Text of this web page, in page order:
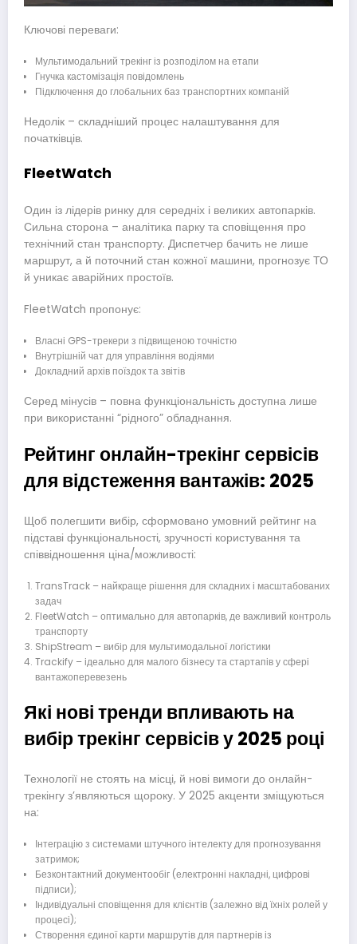
Ключові переваги:
Мультимодальний трекінг із розподілом на етапи
Гнучка кастомізація повідомлень
Підключення до глобальних баз транспортних компаній
Недолік – складніший процес налаштування для
початківців.
FleetWatch
Один із лідерів ринку для середніх і великих автопарків.
Сильна сторона – аналітика парку та сповіщення про
технічний стан транспорту. Диспетчер бачить не лише
маршрут, а й поточний стан кожної машини, прогнозує ТО
й уникає аварійних простоїв.
FleetWatch пропонує:
Власні GPS-трекери з підвищеною точністю
Внутрішній чат для управління водіями
Докладний архів поїздок та звітів
Серед мінусів – повна функціональність доступна лише
при використанні “рідного” обладнання.
Рейтинг онлайн-трекінг сервісів
для відстеження вантажів: 2025
Щоб полегшити вибір, сформовано умовний рейтинг на
підставі функціональності, зручності користування та
співвідношення ціна/можливості:
TransTrack – найкраще рішення для складних і масштабованих
задач
FleetWatch – оптимально для автопарків, де важливий контроль
транспорту
ShipStream – вибір для мультимодальної логістики
Trackify – ідеально для малого бізнесу та стартапів у сфері
вантажоперевезень
Які нові тренди впливають на
вибір трекінг сервісів у 2025 році
Технології не стоять на місці, й нові вимоги до онлайн-
трекінгу з’являються щороку. У 2025 акценти зміщуються
на:
Інтеграцію з системами штучного інтелекту для прогнозування
затримок;
Безконтактний документообіг (електронні накладні, цифрові
підписи);
Індивідуальні сповіщення для клієнтів (залежно від їхніх ролей у
процесі);
Створення єдиної карти маршрутів для партнерів із